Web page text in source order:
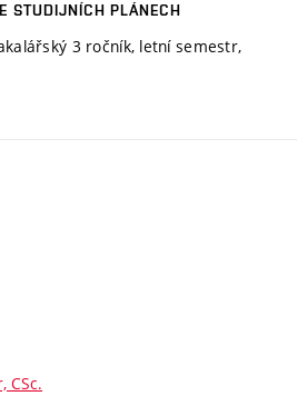
STUDIJNÍCH PLÁNECH
3 ročník, letní semestr,
CSc.